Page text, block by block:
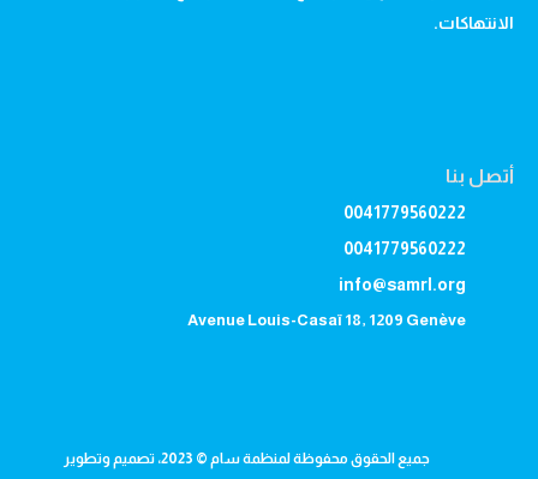
الانتهاكات.
أتصل بنا
0041779560222
0041779560222
info@samrl.org
Avenue Louis-Casaï 18, 1209 Genève
جميع الحقوق محفوظة لمنظمة سام © 2023، تصميم وتطوير